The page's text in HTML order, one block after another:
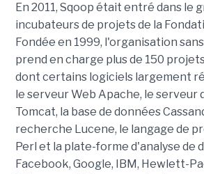
En 2011, Sqoop était entré dans le
incubateurs de projets de la
Fondée en 1999, l'organisation
prend en charge plus de 150
dont certains logiciels largement
le serveur Web Apache, le serveur
Tomcat, la base de données
recherche Lucene, le langage de
Perl et la plate-forme d'analyse de
Facebook, Google, IBM, Hewlett-